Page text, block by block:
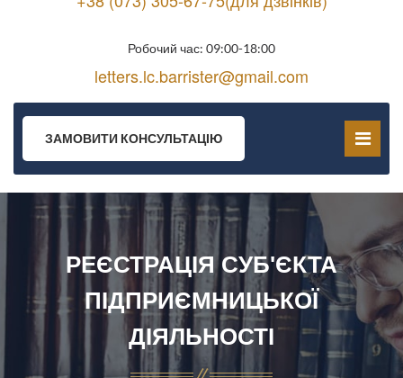
Робочий час: 09:00-18:00
letters.lc.barrister@gmail.com
ЗАМОВИТИ КОНСУЛЬТАЦІЮ
РЕЄСТРАЦІЯ СУБ'ЄКТА
ПІДПРИЄМНИЦЬКОЇ
ДІЯЛЬНОСТІ